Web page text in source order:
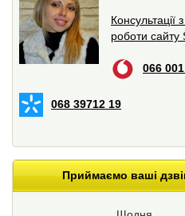
Консультації
роботи сайту
066
068 39712 19
Приймаємо ваші